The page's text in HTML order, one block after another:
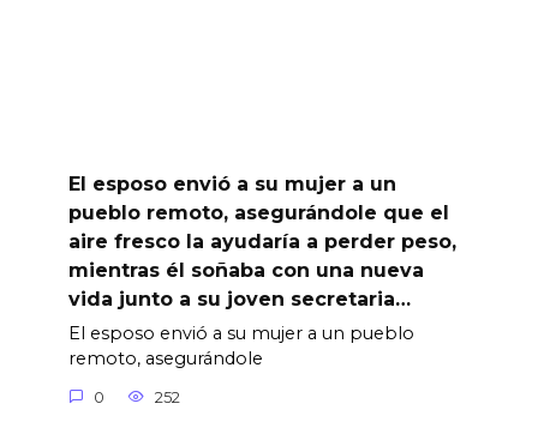
El esposo envió a su mujer a un
pueblo remoto, asegurándole que el
aire fresco la ayudaría a perder peso,
mientras él soñaba con una nueva
vida junto a su joven secretaria…
El esposo envió a su mujer a un pueblo
remoto, asegurándole
0 252